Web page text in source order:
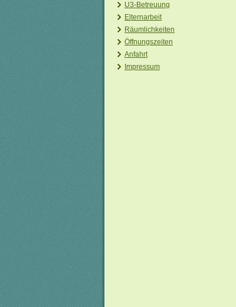
U3-Betreuung
Elternarbeit
Räumlichkeiten
Öffnungszeiten
Anfahrt
Impressum